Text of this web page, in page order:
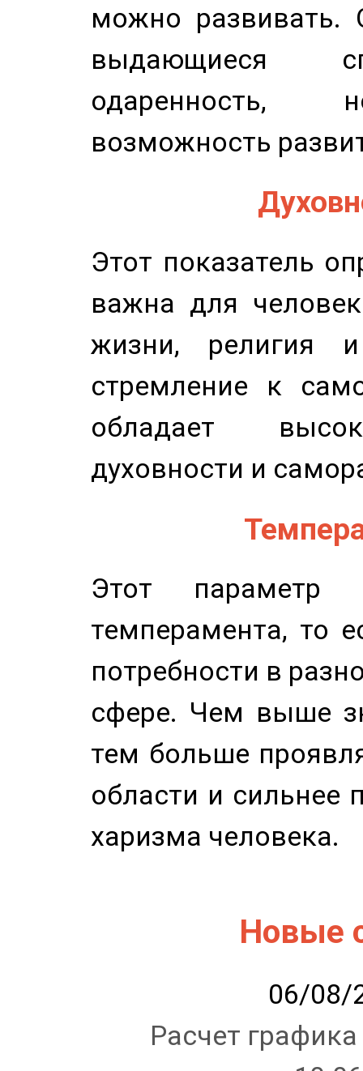
можно развивать.
выдающиеся
одаренность,
возможность
Этот показатель
важна для
жизни, религия
стремление к
обладает
духовности и
Этот параметр
темперамента, то
потребности в
сфере. Чем выше
тем больше
области и сильнее
харизма человека.
Новые
06/08/
Расчет